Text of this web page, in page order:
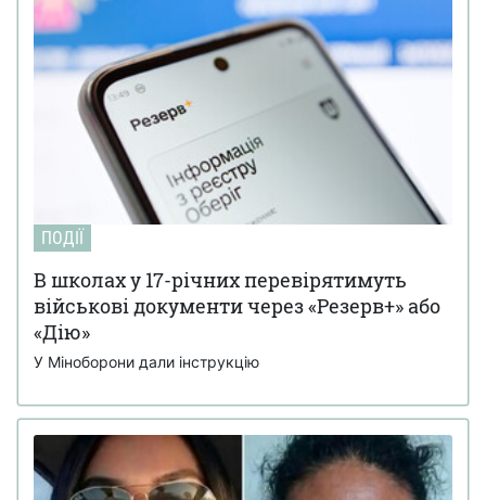
ПОДІЇ
В школах у 17-річних перевірятимуть
військові документи через «Резерв+» або
«Дію»
У Міноборони дали інструкцію